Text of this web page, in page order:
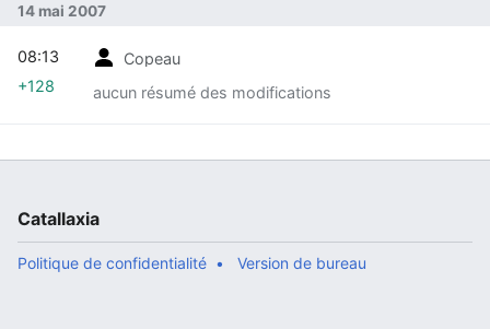
14 mai 2007
Copeau
aucun résumé des modifications
08:13
+128
Catallaxia
Politique de confidentialité Version de bureau